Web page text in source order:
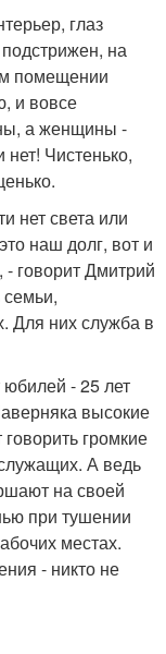
глаз
на
помещении
и вовсе
а женщины -
Чистенько,
нет света или
наш долг, вот и
- говорит Дмитрий
Для них служба в
- 25 лет
высокие
громкие
А ведь
на своей
при тушении
местах.
- никто не